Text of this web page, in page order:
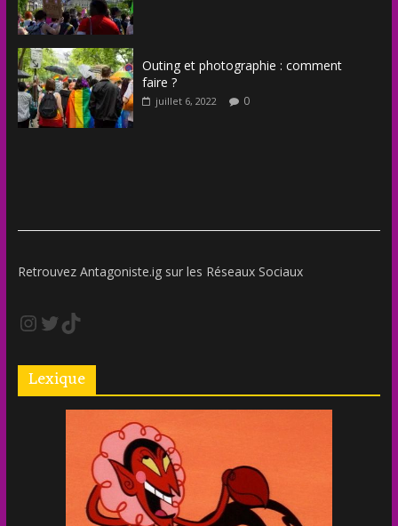
Outing et photographie : comment
faire ?
juillet 6, 2022 0
Retrouvez Antagoniste.ig sur les Réseaux Sociaux
Lexique